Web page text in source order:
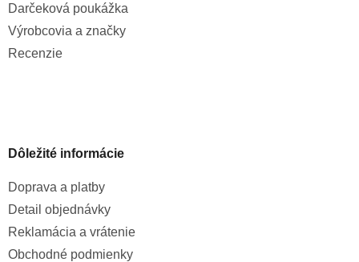
Darčeková poukážka
Výrobcovia a značky
Recenzie
Dôležité informácie
Doprava a platby
Detail objednávky
Reklamácia a vrátenie
Obchodné podmienky